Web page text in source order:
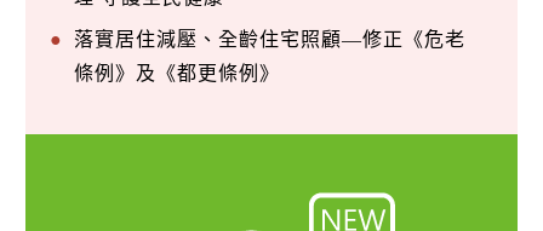
落實居住減壓、全齡住宅照顧—修正《危老
條例》及《都更條例》